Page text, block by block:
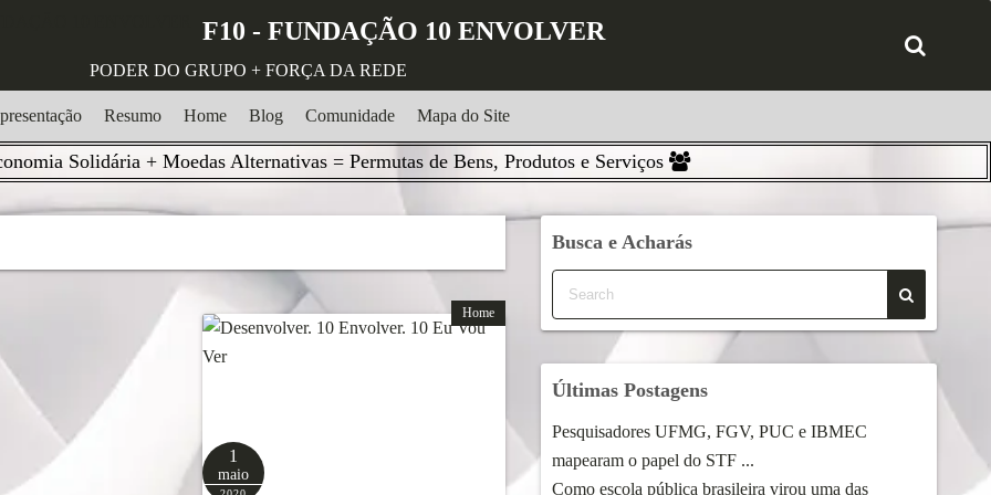
F10 - FUNDAÇÃO 10 ENVOLVER
PODER DO GRUPO + FORÇA DA REDE
Resumo Home Blog Comunidade Mapa do Site
Solidária + Moedas Alternativas = Permutas de Bens, Produtos e Serviços
Home
1
maio
Busca e Acharás
Últimas Postagens
Pesquisadores UFMG, FGV, PUC e IBMEC
mapearam o papel do STF ...
Como escola pública brasileira virou uma das